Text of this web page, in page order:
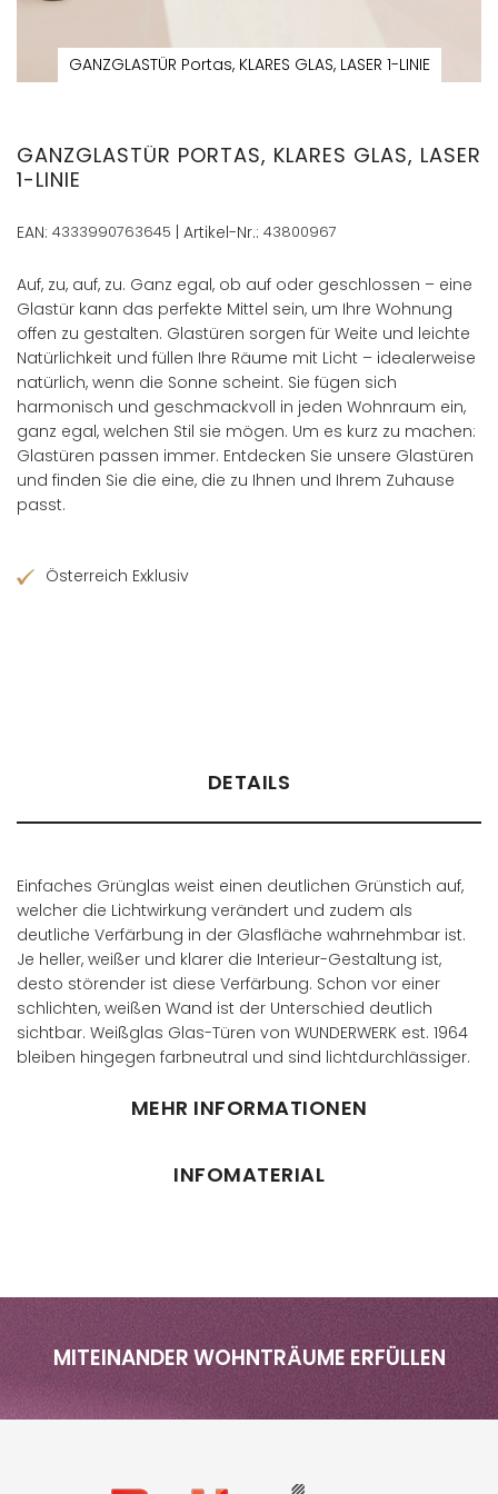
GANZGLASTÜR Portas, KLARES GLAS, LASER 1-LINIE
der
Bildergalerie
springen
GANZGLASTÜR PORTAS, KLARES GLAS, LASER
1-LINIE
EAN: 4333990763645 | Artikel-Nr.: 43800967
Auf, zu, auf, zu. Ganz egal, ob auf oder geschlossen – eine
Glastür kann das perfekte Mittel sein, um Ihre Wohnung
offen zu gestalten. Glastüren sorgen für Weite und leichte
Natürlichkeit und füllen Ihre Räume mit Licht – idealerweise
natürlich, wenn die Sonne scheint. Sie fügen sich
harmonisch und geschmackvoll in jeden Wohnraum ein,
ganz egal, welchen Stil sie mögen. Um es kurz zu machen:
Glastüren passen immer. Entdecken Sie unsere Glastüren
und finden Sie die eine, die zu Ihnen und Ihrem Zuhause
passt.
Österreich Exklusiv
DETAILS
Einfaches Grünglas weist einen deutlichen Grünstich auf,
welcher die Lichtwirkung verändert und zudem als
deutliche Verfärbung in der Glasfläche wahrnehmbar ist.
Je heller, weißer und klarer die Interieur-Gestaltung ist,
desto störender ist diese Verfärbung. Schon vor einer
schlichten, weißen Wand ist der Unterschied deutlich
sichtbar. Weißglas Glas-Türen von WUNDERWERK est. 1964
bleiben hingegen farbneutral und sind lichtdurchlässiger.
MEHR INFORMATIONEN
INFOMATERIAL
MITEINANDER WOHNTRÄUME ERFÜLLEN